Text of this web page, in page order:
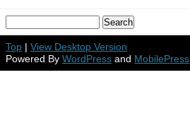
Top | View Desktop Version
Powered By WordPress and MobilePress